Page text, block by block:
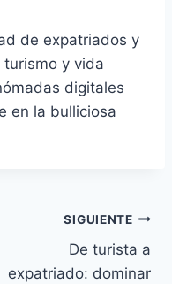
de expatriados y
y vida
digitales
en la bulliciosa
SIGUIENTE
De turista a
expatriado: dominar